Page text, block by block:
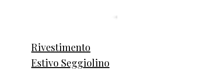
Rivestimento
Estivo Seggiolino